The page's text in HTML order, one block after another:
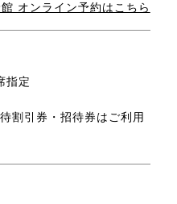
オンライン予約はこちら
定
割引券・招待券はご利用